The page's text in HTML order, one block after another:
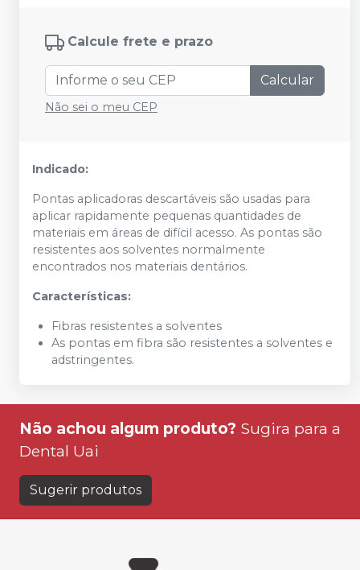
Calcule frete e prazo
Calcular
Não sei o meu CEP
Indicado:
Pontas aplicadoras descartáveis são usadas para
aplicar rapidamente pequenas quantidades de
materiais em áreas de difícil acesso. As pontas são
resistentes aos solventes normalmente
encontrados nos materiais dentários.
Características:
Fibras resistentes a solventes
As pontas em fibra são resistentes a solventes e
adstringentes.
Não achou algum produto? Sugira para a
Dental Uai
Sugerir produtos